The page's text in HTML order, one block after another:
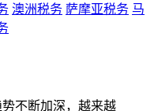
澳洲税务 萨摩亚税务 马
不断加深，越来越